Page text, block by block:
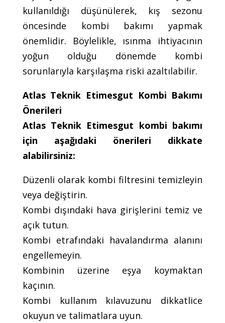
kullanıldığı düşünülerek, kış sezonu
öncesinde kombi bakımı yapmak
önemlidir. Böylelikle, ısınma ihtiyacının
yoğun olduğu dönemde kombi
sorunlarıyla karşılaşma riski azaltılabilir.
Atlas Teknik Etimesgut Kombi Bakımı
Önerileri
Atlas Teknik Etimesgut kombi bakımı
için aşağıdaki önerileri dikkate
alabilirsiniz:
Düzenli olarak kombi filtresini temizleyin
veya değiştirin.
Kombi dışındaki hava girişlerini temiz ve
açık tutun.
Kombi etrafındaki havalandırma alanını
engellemeyin.
Kombinin üzerine eşya koymaktan
kaçının.
Kombi kullanım kılavuzunu dikkatlice
okuyun ve talimatlara uyun.